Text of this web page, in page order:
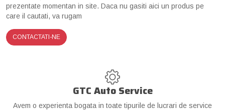
prezentate momentan in site. Daca nu gasiti aici un produs pe
care il cautati, va rugam
CONTACTATI-NE
GTC Auto Service
Avem o experienta bogata in toate tipurile de lucrari de service